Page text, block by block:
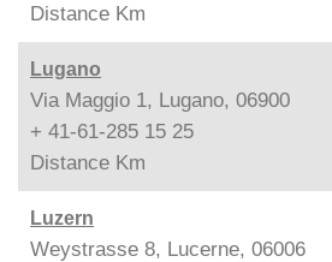
Distance Km
Lugano
Via Maggio 1, Lugano, 06900
+ 41-61-285 15 25
Distance Km
Luzern
Weystrasse 8, Lucerne, 06006